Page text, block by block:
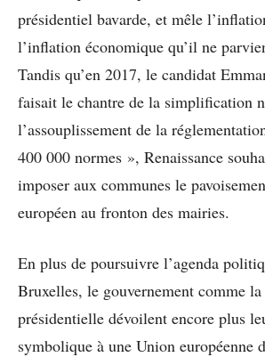
présidentiel bavarde, et mêle
l’inflation économique qu’il ne
Tandis qu’en 2017, le candidat
faisait le chantre de la simplification
l’assouplissement de la
400 000 normes », Renaissance
imposer aux communes le
européen au fronton des mairies.
En plus de poursuivre l’agenda
Bruxelles, le gouvernement comme
présidentielle dévoilent encore plus
symbolique à une Union européenne